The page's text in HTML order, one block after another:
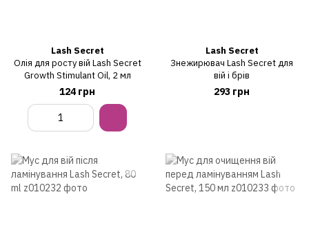
Lash Secret
Олія для росту вій Lash Secret
Growth Stimulant Oil, 2 мл
124 грн
Lash Secret
Знежирювач Lash Secret для
вій і брів
293 грн